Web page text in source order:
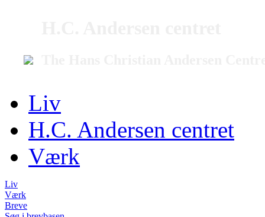
Liv
H.C. Andersen centret
Værk
Liv
Værk
Breve